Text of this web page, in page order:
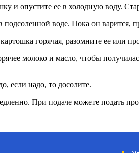
и опустите ее в холодную воду.
подсоленной воде. Пока он
горячая, разомните ее или
молоко и масло, чтобы
если надо, то досолите.
При подаче можете подать